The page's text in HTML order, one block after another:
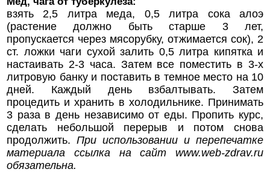
взять 2,5 литра меда, 0,5 литра сока алоэ
(растение должно быть старше 3 лет,
пропускается через мясорубку, отжимается сок), 2
ст. ложки чаги сухой залить 0,5 литра кипятка и
настаивать 2-3 часа. Затем все поместить в 3-х
литровую банку и поставить в темное место на 10
дней. Каждый день взбалтывать. Затем
процедить и хранить в холодильнике. Принимать
3 раза в день независимо от еды. Пропить курс,
сделать небольшой перерыв и потом снова
продолжить. При использовании и перепечатке
материала ссылка на сайт www.web-zdrav.ru
обязательна.